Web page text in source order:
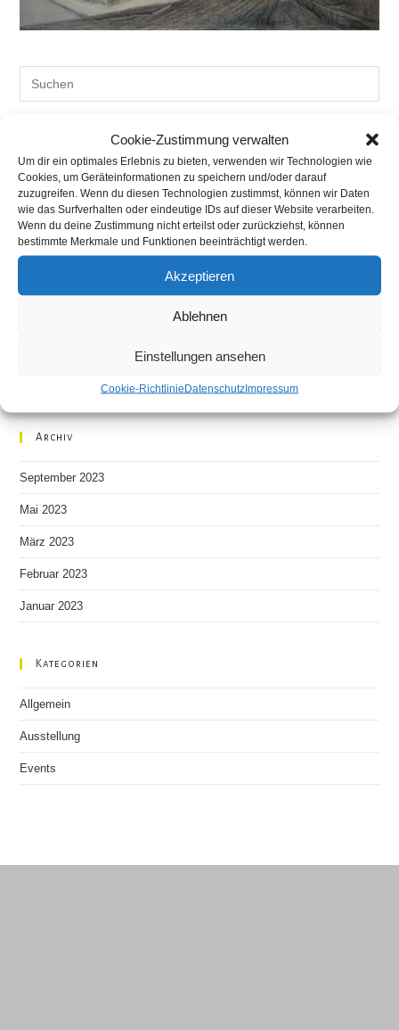
Cookie-Zustimmung verwalten
Um dir ein optimales Erlebnis zu bieten, verwenden wir Technologien wie
Cookies, um Geräteinformationen zu speichern und/oder darauf
zuzugreifen. Wenn du diesen Technologien zustimmst, können wir Daten
wie das Surfverhalten oder eindeutige IDs auf dieser Website verarbeiten.
Wenn du deine Zustimmung nicht erteilst oder zurückziehst, können
bestimmte Merkmale und Funktionen beeinträchtigt werden.
Akzeptieren
Ablehnen
Einstellungen ansehen
Cookie-RichtlinieDatenschutzImpressum
Neueste Beiträge
Aktuelle Hochzeitsmessen
Kunst offen in Sachsen
Ausstellung Restaurant Grünschnabel
Primavera, ein neuer Anfang – Ausstellungseröffnung am
kommenden Mittwoch in Dresden!!
Neueste Kommentare
Archiv
September 2023
Mai 2023
März 2023
Februar 2023
Januar 2023
Kategorien
Allgemein
Ausstellung
Events